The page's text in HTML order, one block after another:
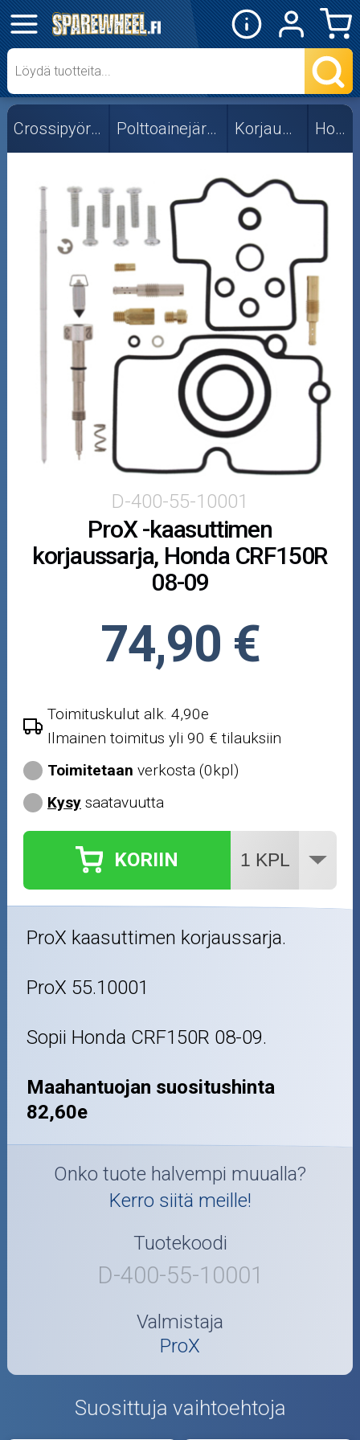
✕
Mopon osat
Skootterin osat
Crossipyörän osat
Moottoripyörän osat
Moottorikelkan osat
Mopoauton osat
Mönkijän osat
Puutarha ja metsä
Ajovarusteet
Nastarenkaat
Öljyt ja kemikaalit
Työkalut
Crossipyörän osat Polttoainejärjestelmä Korjaussarjat Honda
D-400-55-10001
ProX -kaasuttimen
korjaussarja, Honda CRF150R
08-09
74,90 €
Toimituskulut alk. 4,90e
Ilmainen toimitus yli 90 € tilauksiin
Toimitetaan verkosta (0kpl)
Kysy saatavuutta
KORIIN
ProX kaasuttimen korjaussarja.
ProX 55.10001
Sopii Honda CRF150R 08-09.
Maahantuojan suositushinta
82,60e
Onko tuote halvempi muualla?
Kerro siitä meille!
Tuotekoodi
D-400-55-10001
Valmistaja
ProX
Suosittuja vaihtoehtoja